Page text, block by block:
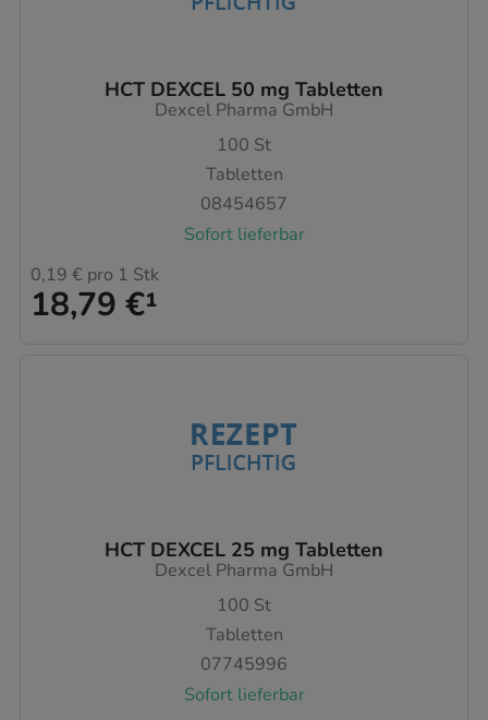
HCT DEXCEL 50 mg Tabletten
Dexcel Pharma GmbH
100 St
Tabletten
08454657
Sofort lieferbar
18,79 €¹
0,19 € pro 1 Stk
HCT DEXCEL 25 mg Tabletten
Dexcel Pharma GmbH
100 St
Tabletten
07745996
Sofort lieferbar